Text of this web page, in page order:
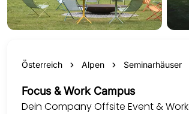
Österreich Alpen Seminarhäuser
Focus & Work Campus
Dein Company Offsite Event &